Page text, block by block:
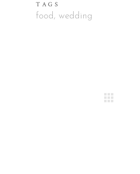
TAGS
food, wedding